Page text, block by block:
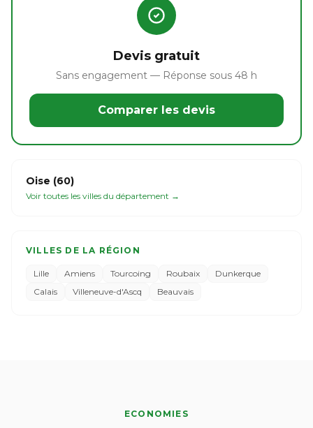
Devis gratuit
Sans engagement — Réponse sous 48 h
Comparer les devis
Oise (60)
Voir toutes les villes du département →
VILLES DE LA RÉGION
Lille Amiens Tourcoing Roubaix
Dunkerque
Calais
Villeneuve-d'Ascq Beauvais
ECONOMIES